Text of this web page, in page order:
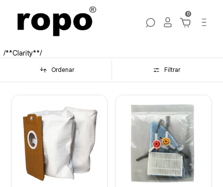
0
/**Clarity**/
Ordenar Filtrar